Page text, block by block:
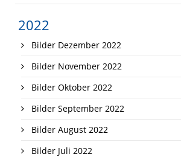
2022
Bilder Dezember 2022
Bilder November 2022
Bilder Oktober 2022
Bilder September 2022
Bilder August 2022
Bilder Juli 2022